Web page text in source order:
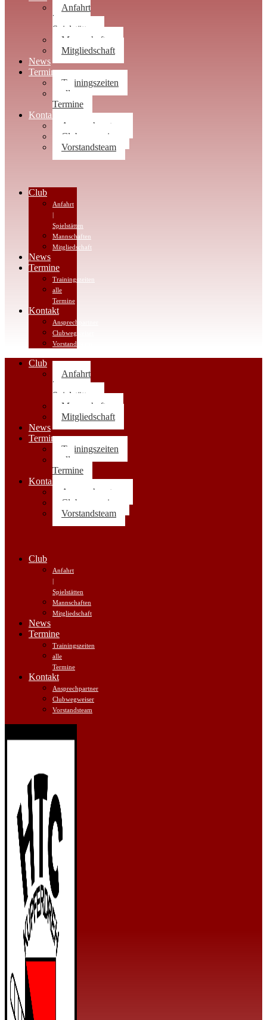
Anfahrt
|
Spielstätten
Mannschaften
Mitgliedschaft
News
Termine
Trainingszeiten
alle
Termine
Kontakt
Ansprechpartner
Clubwegweiser
Vorstandsteam
Club
Anfahrt
|
Spielstätten
Mannschaften
Mitgliedschaft
News
Termine
Trainingszeiten
alle
Termine
Kontakt
Ansprechpartner
Clubwegweiser
Vorstandsteam
Club
Anfahrt
|
Spielstätten
Mannschaften
Mitgliedschaft
News
Termine
Trainingszeiten
alle
Termine
Kontakt
Ansprechpartner
Clubwegweiser
Vorstandsteam
Club
Anfahrt
|
Spielstätten
Mannschaften
Mitgliedschaft
News
Termine
Trainingszeiten
alle
Termine
Kontakt
Ansprechpartner
Clubwegweiser
Vorstandsteam